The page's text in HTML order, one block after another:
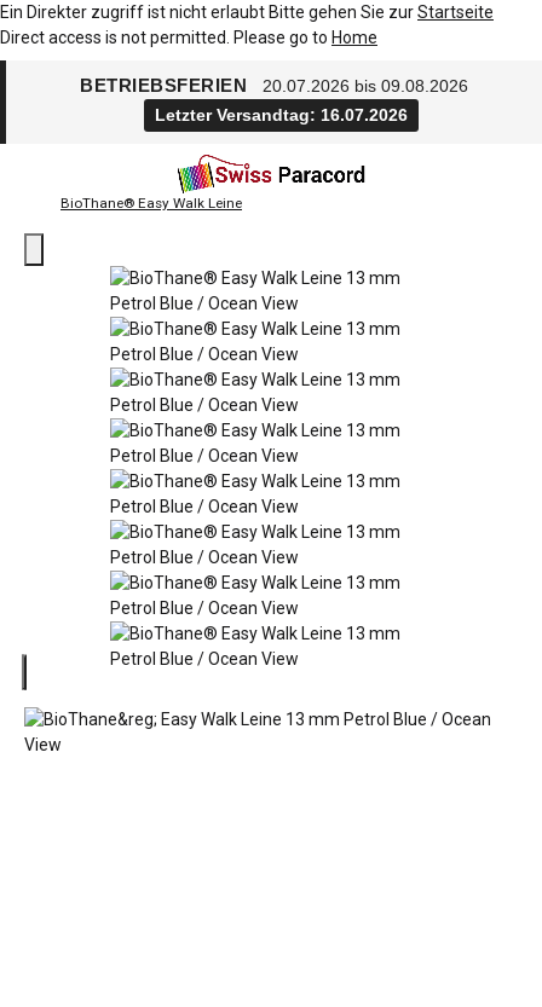
Ein Direkter zugriff ist nicht erlaubt Bitte gehen Sie zurStartseite
Direct access is not permitted. Please go to Home
BETRIEBSFERIEN
20.07.2026 bis 09.08.2026
Letzter Versandtag: 16.07.2026
BioThane® Easy Walk Leine